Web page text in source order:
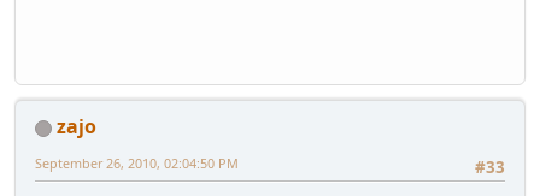
zajo
#33
September 26, 2010, 02:04:50 PM